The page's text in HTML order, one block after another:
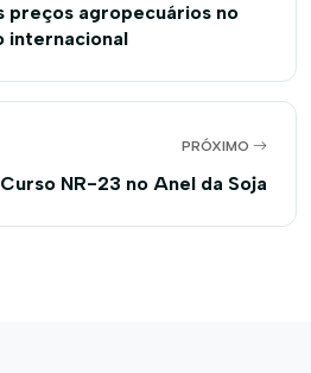
preços agropecuários no
internacional
PRÓXIMO
Curso NR-23 no Anel da Soja